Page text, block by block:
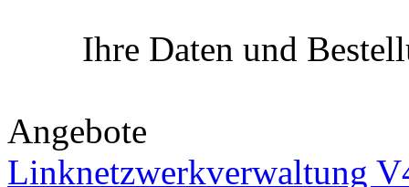
Ihre Daten und
Angebote
Linknetzwerkverwaltung